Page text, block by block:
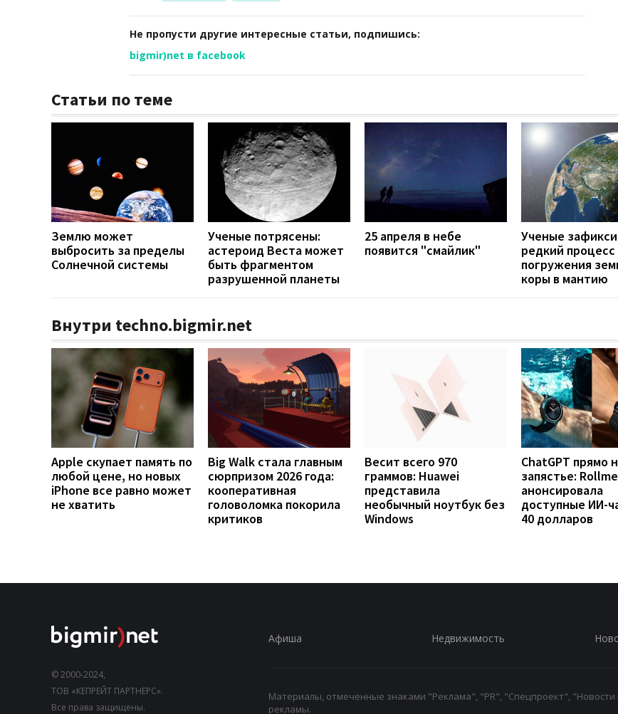
Не пропусти другие интересные статьи, подпишись:
bigmir)net в facebook
Статьи по теме
Землю может
выбросить за пределы
Солнечной системы
Ученые потрясены:
астероид Веста может
быть фрагментом
разрушенной планеты
25 апреля в небе
появится "смайлик"
Ученые
редкий процесс
погружения
коры в мантию
Внутри techno.bigmir.net
Apple скупает память по
любой цене, но новых
iPhone все равно может
не хватить
Big Walk стала главным
сюрпризом 2026 года:
кооперативная
головоломка покорила
критиков
Весит всего 970
граммов: Huawei
представила
необычный ноутбук без
Windows
ChatGPT прямо
запястье: Rollme
анонсировала
доступные ИИ-
40 долларов
© 2000-2024,
ТОВ «КЕПРЕЙТ ПАРТНЕРС».
Все права защищены.
Афиша Недвижимость
Материалы, отмеченные знаками "Реклама", "PR", "Спецпроект",
рекламы.